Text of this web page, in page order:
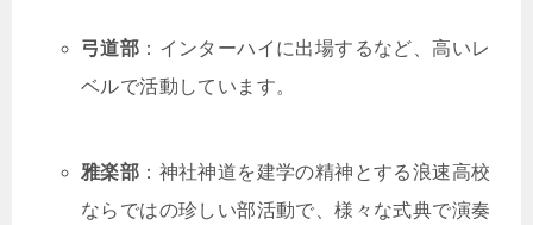
弓道部 ：インターハイに出場するなど、高いレ
ベルで活動しています。
雅楽部 ：神社神道を建学の精神とする浪速高校
ならではの珍しい部活動で、様々な式典で演奏